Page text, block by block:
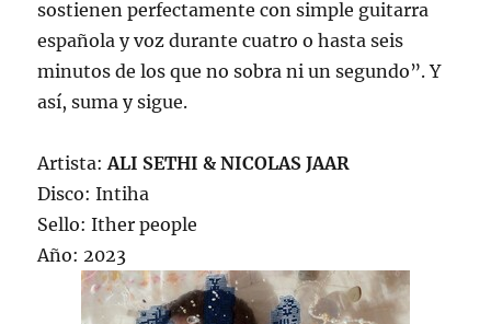
sostienen perfectamente con simple guitarra
española y voz durante cuatro o hasta seis
minutos de los que no sobra ni un segundo”. Y
así, suma y sigue.
Artista:ALI SETHI & NICOLAS JAAR
Disco: Intiha
Sello: Ither people
Año: 2023